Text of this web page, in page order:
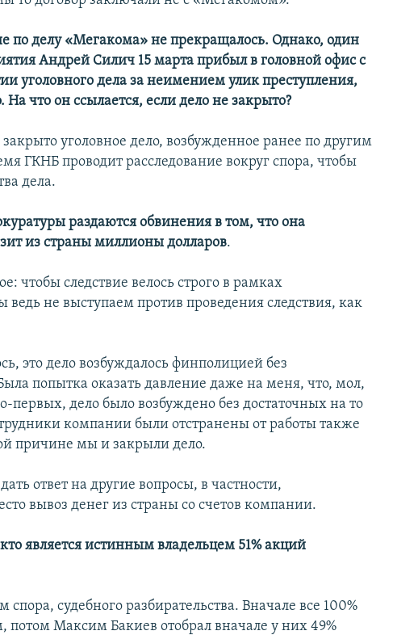
по делу «Мегакома» не прекращалось. Однако, один
Андрей Силич 15 марта прибыл в головной офис с
уголовного дела за неимением улик преступления,
На что он ссылается, если дело не закрыто?
уголовное дело, возбужденное ранее по другим
ГКНБ проводит расследование вокруг спора, чтобы
дела.
раздаются обвинения в том, что она
из страны миллионы долларов.
чтобы следствие велось строго в рамках
не выступаем против проведения следствия, как
это дело возбуждалось финполицией без
попытка оказать давление даже на меня, что, мол,
первых, дело было возбуждено без достаточных на то
компании были отстранены от работы также
причине мы и закрыли дело.
ответ на другие вопросы, в частности,
вывоз денег из страны со счетов компании.
является истинным владельцем 51% акций
спора, судебного разбирательства. Вначале все 100%
потом Максим Бакиев отобрал вначале у них 49%